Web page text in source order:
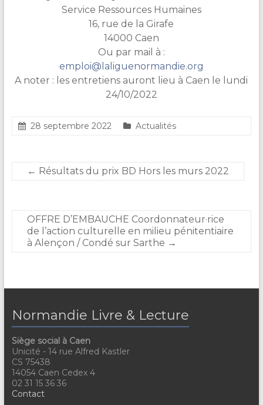
Service Ressources Humaines
16, rue de la Girafe
14000 Caen
Ou par mail à :
emploi@laliguenormandie.org
A noter : les entretiens auront lieu à Caen le lundi
24/10/2022
28 septembre 2022 Actualités
← Résultats du prix BD Hors les murs 2022
OFFRE D’EMBAUCHE Coordonnateur·rice
de l’action culturelle en milieu pénitentiaire
à Alençon / Condé sur Sarthe →
Normandie Livre & Lecture
Siège social à Caen
Unicité - 14 rue Alfred Kastler
CS 75438
14054 Caen Cedex 4
02 31 15 36 36
Contact